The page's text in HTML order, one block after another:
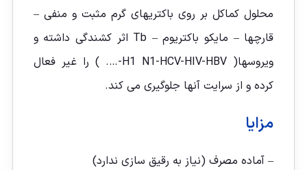
محلول کماکل بر روی باکتریهای گرم مثبت و منفی –
قارچها – مایکو باکتریوم – Tb اثر کشندگی داشته و
ویروسها( H1 N1-HCV-HIV-HBV-…. ) را غیر فعال
کرده و از سرایت آنها جلوگیری می کند.
مزایا
– آماده مصرف (نیاز به رقیق سازی ندارد)